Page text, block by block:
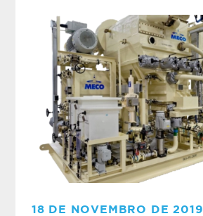
18 DE NOVEMBRO DE 2019